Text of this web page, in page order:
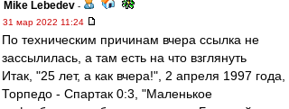
Mike Lebedev -
31 мар 2022 11:24
По техническим причинам вчера ссылка не
зассылилась, а там есть на что взглянуть
Итак, "25 лет, а как вчера!", 2 апреля 1997 года,
Торпедо - Спартак 0:3, "Маленькое